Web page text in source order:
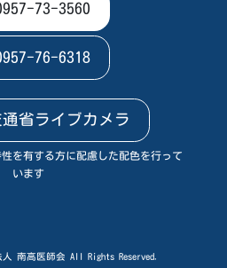
73-3560
76-6318
通省ライブカメラ
を有する方に配慮した配色を行って
います
南高医師会 All Rights Reserved.